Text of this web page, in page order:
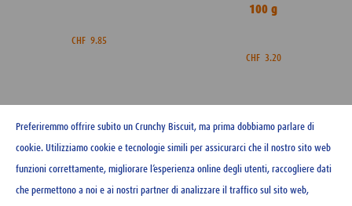
CHF 9.85
100 g
CHF 3.20
Personalisierbar
Preferiremmo offrire subito un Crunchy Biscuit, ma prima dobbiamo parlare di
cookie. Utilizziamo cookie e tecnologie simili per assicurarci che il nostro sito web
funzioni correttamente, migliorare l’esperienza online degli utenti, raccogliere dati
che permettono a noi e ai nostri partner di analizzare il traffico sul sito web,